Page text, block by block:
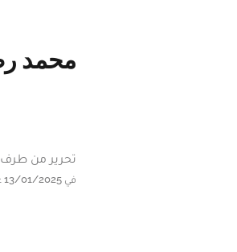
محمد
تحرير من طرف
في 13/01/2025 على الساعة 15:30